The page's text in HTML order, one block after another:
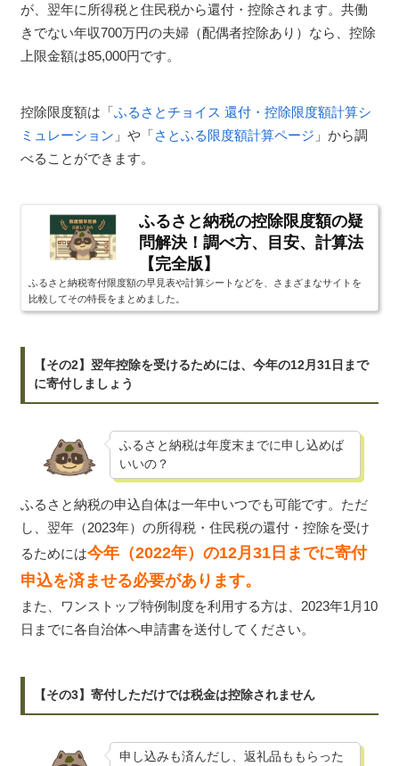
が、翌年に所得税と住民税から還付・控除されます。共働
きでない年収700万円の夫婦（配偶者控除あり）なら、控除
上限金額は85,000円です。
控除限度額は「ふるさとチョイス 還付・控除限度額計算シ
ミュレーション 」や「さとふる限度額計算ページ 」から調
べることができます。
ふるさと納税の控除限度額の疑
問解決！調べ方、目安、計算法
【完全版】
ふるさと納税寄付限度額の早見表や計算シートなどを、さまざまなサイトを
比較してその特長をまとめました。
【その2】翌年控除を受けるためには、今年の12月31日まで
に寄付しましょう
ふるさと納税は年度末までに申し込めば
いいの？
ふるさと納税の申込自体は一年中いつでも可能です。ただ
し、翌年（2023年）の所得税・住民税の還付・控除を受け
るためには今年（2022年）の12月31日までに寄付
申込を済ませる必要があります。
また、ワンストップ特例制度を利用する方は、2023年1月10
日までに各自治体へ申請書を送付してください。
【その3】寄付しただけでは税金は控除されません
申し込みも済んだし、返礼品ももらった